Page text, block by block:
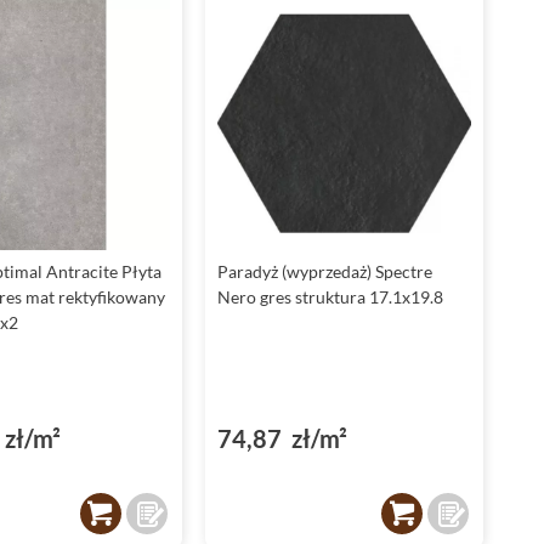
Antracite Płyta
mat rektyfikowany
m²
Paradyż (wyprzedaż) Spectre
Nero gres struktura 17.1x19.8
74,87 zł/m²